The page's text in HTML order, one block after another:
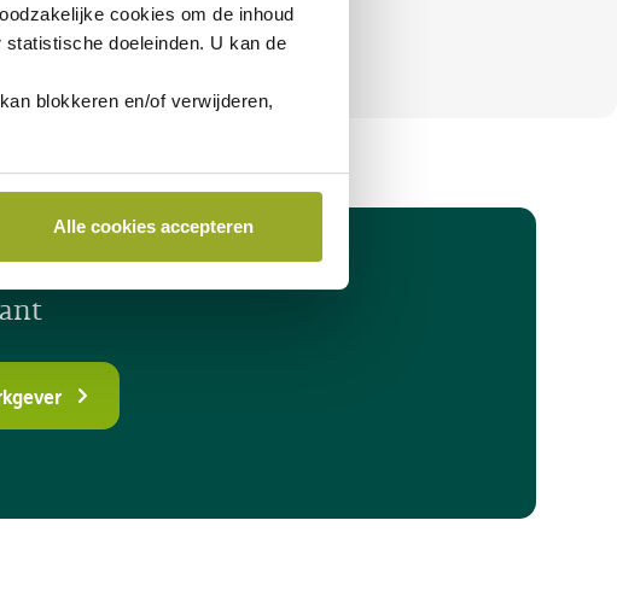
cookies om de inhoud
doeleinden. U kan de
blokkeren en/of verwijderen,
Alle cookies accepteren